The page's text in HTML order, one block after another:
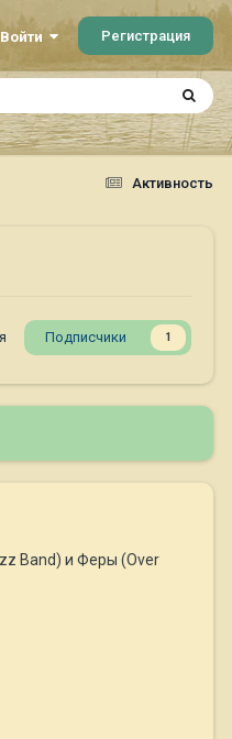
Регистрация
Активность
Подписчики 1
Band) и Феры (Over